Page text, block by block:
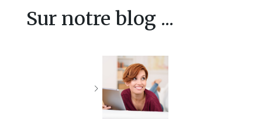
Sur notre blog ...